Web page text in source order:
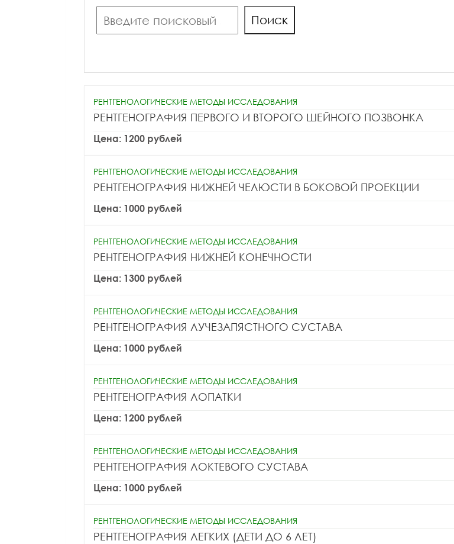
Поиск
РЕНТГЕНОЛОГИЧЕСКИЕ МЕТОДЫ ИССЛЕДОВАНИЯ
РЕНТГЕНОГРАФИЯ ПЕРВОГО И ВТОРОГО ШЕЙНОГО ПОЗВОНКА
Цена: 1200 рублей
РЕНТГЕНОЛОГИЧЕСКИЕ МЕТОДЫ ИССЛЕДОВАНИЯ
РЕНТГЕНОГРАФИЯ НИЖНЕЙ ЧЕЛЮСТИ В БОКОВОЙ ПРОЕКЦИИ
Цена: 1000 рублей
РЕНТГЕНОЛОГИЧЕСКИЕ МЕТОДЫ ИССЛЕДОВАНИЯ
РЕНТГЕНОГРАФИЯ НИЖНЕЙ КОНЕЧНОСТИ
Цена: 1300 рублей
РЕНТГЕНОЛОГИЧЕСКИЕ МЕТОДЫ ИССЛЕДОВАНИЯ
РЕНТГЕНОГРАФИЯ ЛУЧЕЗАПЯСТНОГО СУСТАВА
Цена: 1000 рублей
РЕНТГЕНОЛОГИЧЕСКИЕ МЕТОДЫ ИССЛЕДОВАНИЯ
РЕНТГЕНОГРАФИЯ ЛОПАТКИ
Цена: 1200 рублей
РЕНТГЕНОЛОГИЧЕСКИЕ МЕТОДЫ ИССЛЕДОВАНИЯ
РЕНТГЕНОГРАФИЯ ЛОКТЕВОГО СУСТАВА
Цена: 1000 рублей
РЕНТГЕНОЛОГИЧЕСКИЕ МЕТОДЫ ИССЛЕДОВАНИЯ
РЕНТГЕНОГРАФИЯ ЛЕГКИХ (ДЕТИ ДО 6 ЛЕТ)
ВРАЧ ГАСТРОЭНТЕРОЛОГ
ВРАЧ ТЕРАПЕВТ
Лазуткина Елена
Леонидовна
Алатарцева Светлана
Александровна